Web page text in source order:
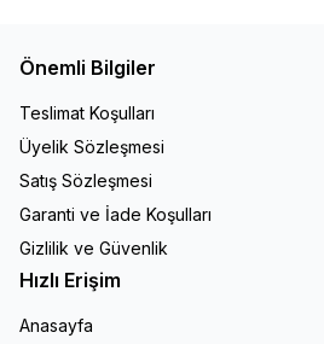
Önemli Bilgiler
Teslimat Koşulları
Üyelik Sözleşmesi
Satış Sözleşmesi
Garanti ve İade Koşulları
Gizlilik ve Güvenlik
Hızlı Erişim
Anasayfa